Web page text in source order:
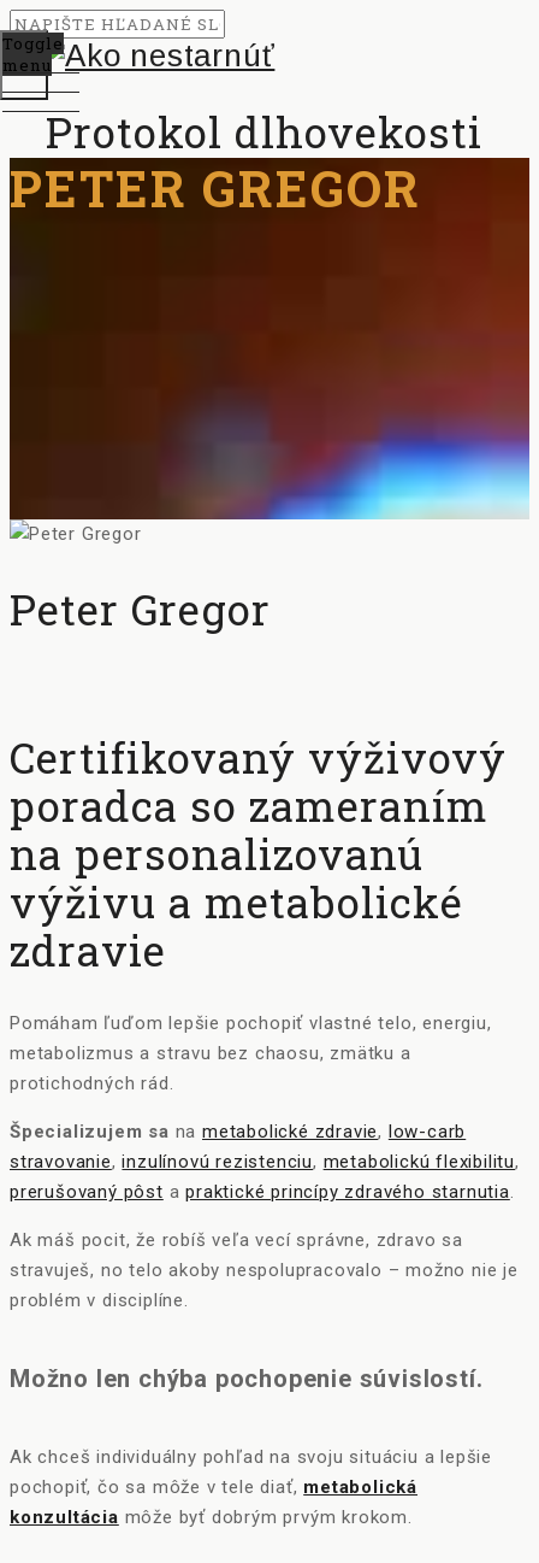
Protokol dlhovekosti
Toggle
menu
PETER GREGOR
Peter Gregor
Certifikovaný výživový
poradca so zameraním
na personalizovanú
výživu a metabolické
zdravie
Pomáham ľuďom lepšie pochopiť vlastné telo, energiu,
metabolizmus a stravu bez chaosu, zmätku a
protichodných rád.
Špecializujem sa nametabolické zdravie,
low-carb
stravovanie,inzulínovú rezistenciu, metabolickú flexibilitu,
prerušovaný pôst apraktické princípy zdravého starnutia.
Ak máš pocit, že robíš veľa vecí správne, zdravo sa
stravuješ, no telo akoby nespolupracovalo – možno nie je
problém v disciplíne.
Možno len chýba pochopenie súvislostí.
Ak chceš individuálny pohľad na svoju situáciu a lepšie
pochopiť, čo sa môže v tele diať, metabolická
konzultácia môže byť dobrým prvým krokom.